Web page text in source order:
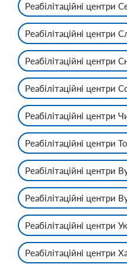
Реабілітаційні центри
Реабілітаційні центри
Реабілітаційні центри
Реабілітаційні центри
Реабілітаційні центри
Реабілітаційні центри
Реабілітаційні центри
Реабілітаційні центри
Реабілітаційні центри
Реабілітаційні центри